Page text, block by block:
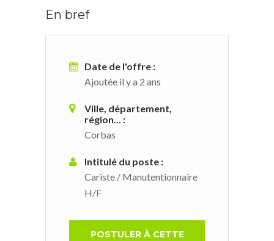
En bref
Date de l'offre :
Ajoutée il y a 2 ans
Ville, département,
région... :
Corbas
Intitulé du poste :
Cariste / Manutentionnaire
H/F
POSTULER À CETTE